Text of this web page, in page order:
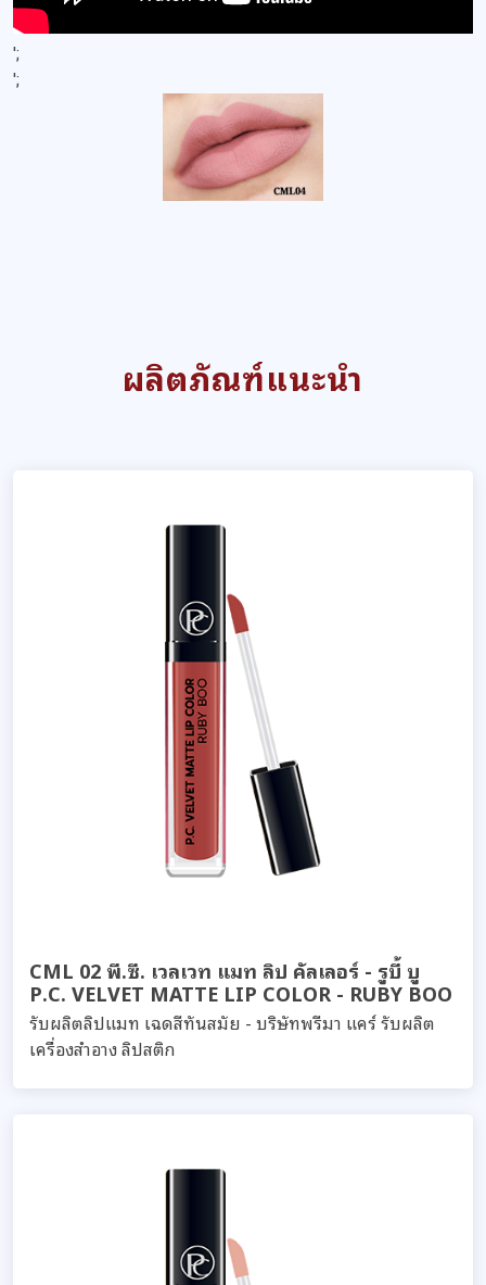
';
';
ผลิตภัณฑ์แนะนำ
CML 02 พี.ซี. เวลเวท แมท ลิป คัลเลอร์ - รูบี้ บู
P.C. VELVET MATTE LIP COLOR - RUBY BOO
รับผลิตลิปแมท เฉดสีทันสมัย - บริษัทพรีมา แคร์ รับผลิต
เครื่องสำอาง ลิปสติก